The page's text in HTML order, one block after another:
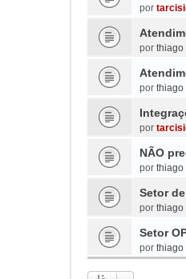
por
por thiago
por thiago
por
NÃO
por thiago
Setor
por thiago
Setor
por thiago